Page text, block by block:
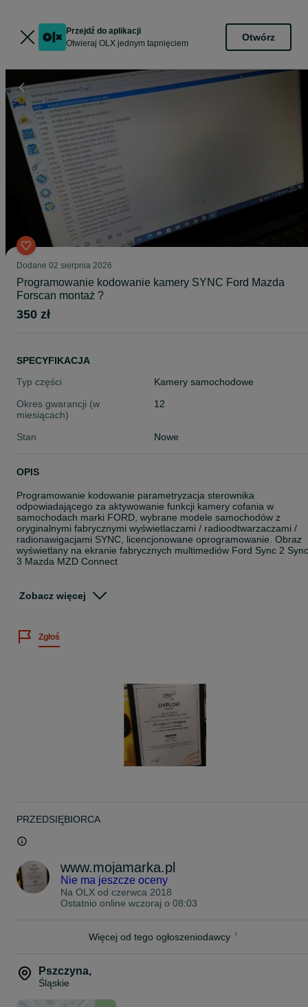
Przejdź do aplikacji
Otwieraj OLX jednym tapnięciem
Otwórz
Dodane 02 sierpnia 2026
Programowanie kodowanie kamery SYNC Ford Mazda
Forscan montaż ?
350 zł
SPECYFIKACJA
Typ części
Kamery samochodowe
Okres gwarancji (w
miesiącach)
12
Stan Nowe
OPIS
Programowanie kodowanie parametryzacja sterownika
odpowiadającego za aktywowanie funkcji kamery cofania w
samochodach marki FORD, wybrane modele samochodów z
oryginalnymi fabrycznymi wyświetlaczami / radioodtwarzaczami /
radionawigacjami SYNC, licencjonowane oprogramowanie. Obraz
wyświetlany na ekranie fabrycznych multimediów Ford Sync 2 Sync
3 Mazda MZD Connect
w samochodach fiesta, focus, c-max b-max, s-max, galaxy,
Koniecznie sprawdź pozostałe nasze oferty OLX
8km od Brzeszcze 15km od Oświęcim
Zobacz więcej
Zgłoś
PRZEDSIĘBIORCA
www.mojamarka.pl
Nie ma jeszcze oceny
Na OLX od czerwca 2018
Ostatnio online wczoraj o 08:03
Więcej od tego ogłoszeniodawcy
Pszczyna,
Śląskie